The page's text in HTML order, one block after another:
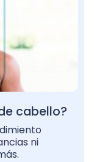
cabello?
ni